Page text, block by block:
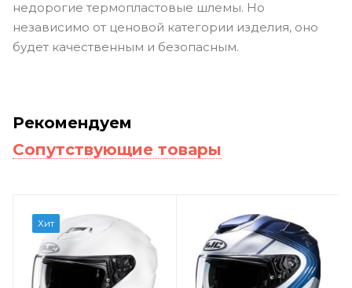
недорогие термопластовые шлемы. Но
независимо от ценовой категории изделия, оно
будет качественным и безопасным.
Рекомендуем
Сопутствующие товары
Хит